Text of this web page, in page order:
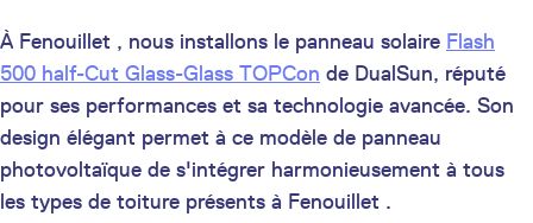
À Fenouillet , nous installons le panneau solaire Flash
500 half-Cut Glass-Glass TOPCon de DualSun, réputé
pour ses performances et sa technologie avancée. Son
design élégant permet à ce modèle de panneau
photovoltaïque de s'intégrer harmonieusement à tous
les types de toiture présents à Fenouillet .